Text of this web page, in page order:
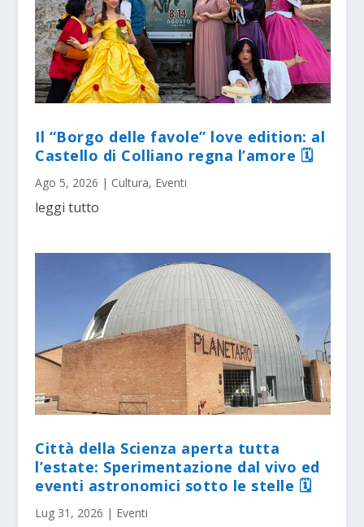
Il “Borgo delle favole” love edition: al
Castello di Colliano regna l’amore 🗓
Ago 5, 2026 | Cultura, Eventi
leggi tutto
Città della Scienza aperta tutta
l’estate: Sperimentazione dal vivo ed
eventi astronomici sotto le stelle 🗓
Lug 31, 2026 | Eventi